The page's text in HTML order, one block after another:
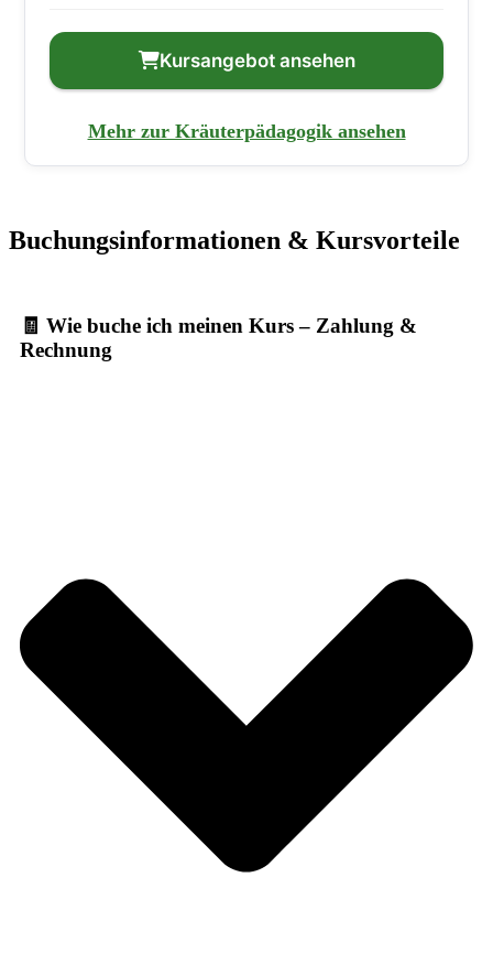
Kursangebot ansehen
Mehr zur Kräuterpädagogik ansehen
Buchungsinformationen & Kursvorteile
🧾 Wie buche ich meinen Kurs – Zahlung &
Rechnung